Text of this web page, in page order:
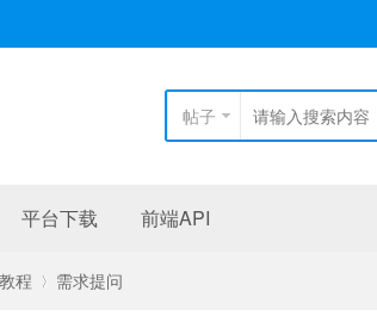
帖子
平台下载 前端API
程 需求提问